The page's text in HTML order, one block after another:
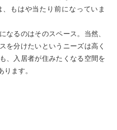
もはや当たり前になっていま
なるのはそのスペース。当然、
を分けたいというニーズは高く
、入居者が住みたくなる空間を
ます。